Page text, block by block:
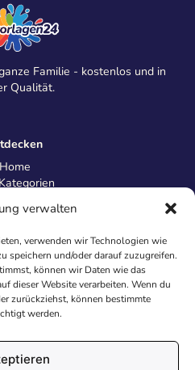
verwalten
verwenden wir Technologien wie
speichern und/oder darauf zuzugreifen.
können wir Daten wie das
dieser Website verarbeiten. Wenn du
zurückziehst, können bestimmte
werden.
Familie - kostenlos und in
Qualität.
Home
uns
Datenschutz
AGB